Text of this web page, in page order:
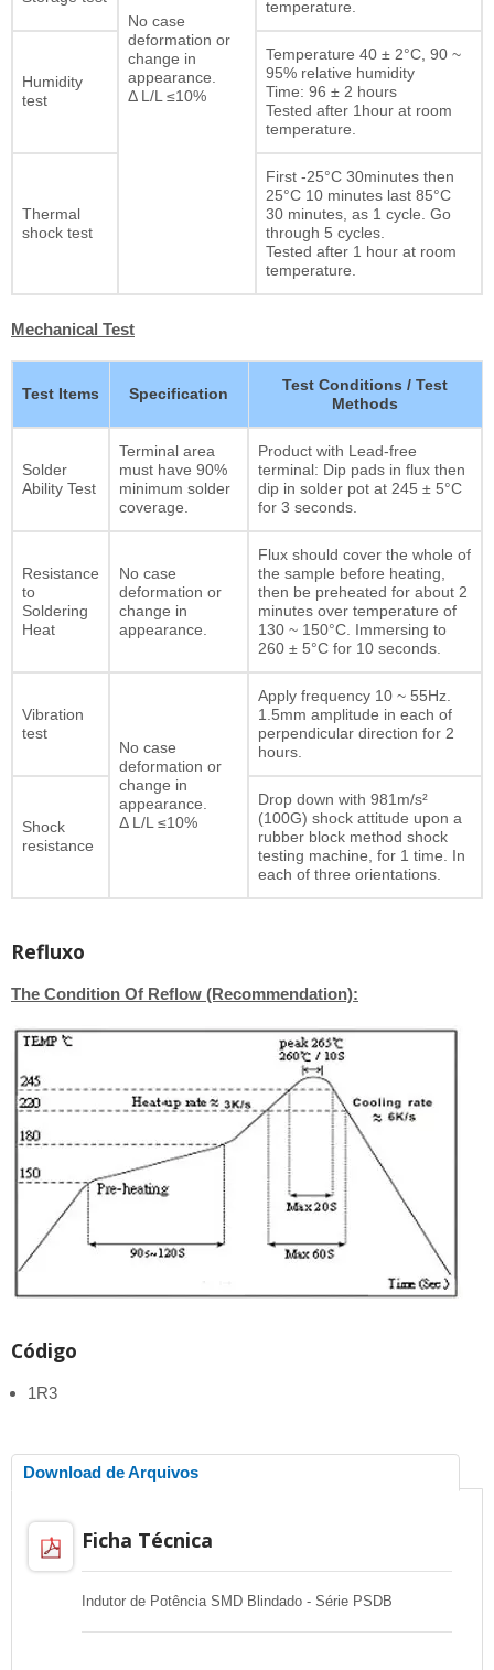
No case
deformation or
change in
appearance.
Δ L/L ≤10%
temperature.
Humidity
test
Temperature 40 ± 2°C, 90 ~
95% relative humidity
Time: 96 ± 2 hours
Tested after 1hour at room
temperature.
Thermal
shock test
First -25°C 30minutes then
25°C 10 minutes last 85°C
30 minutes, as 1 cycle. Go
through 5 cycles.
Tested after 1 hour at room
temperature.
Mechanical Test
Test Items Specification
Test Conditions / Test
Methods
Solder
Ability Test
Terminal area
must have 90%
minimum solder
coverage.
Product with Lead-free
terminal: Dip pads in flux then
dip in solder pot at 245 ± 5°C
for 3 seconds.
Resistance
to
Soldering
Heat
No case
deformation or
change in
appearance.
Flux should cover the whole of
the sample before heating,
then be preheated for about 2
minutes over temperature of
130 ~ 150°C. Immersing to
260 ± 5°C for 10 seconds.
Vibration
test
No case
deformation or
change in
appearance.
Δ L/L ≤10%
Apply frequency 10 ~ 55Hz.
1.5mm amplitude in each of
perpendicular direction for 2
hours.
Shock
resistance
Drop down with 981m/s²
(100G) shock attitude upon a
rubber block method shock
testing machine, for 1 time. In
each of three orientations.
Refluxo
The Condition Of Reflow (Recommendation):
Código
1R3
Download de Arquivos
Ficha Técnica
Indutor de Potência SMD Blindado - Série PSDB